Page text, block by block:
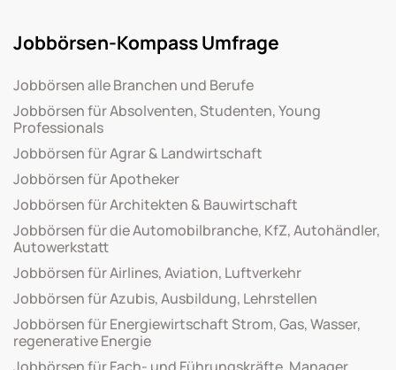
Jobbörsen-Kompass Umfrage
Jobbörsen alle Branchen und Berufe
Jobbörsen für Absolventen, Studenten, Young
Professionals
Jobbörsen für Agrar & Landwirtschaft
Jobbörsen für Apotheker
Jobbörsen für Architekten & Bauwirtschaft
Jobbörsen für die Automobilbranche, KfZ, Autohändler,
Autowerkstatt
Jobbörsen für Airlines, Aviation, Luftverkehr
Jobbörsen für Azubis, Ausbildung, Lehrstellen
Jobbörsen für Energiewirtschaft Strom, Gas, Wasser,
regenerative Energie